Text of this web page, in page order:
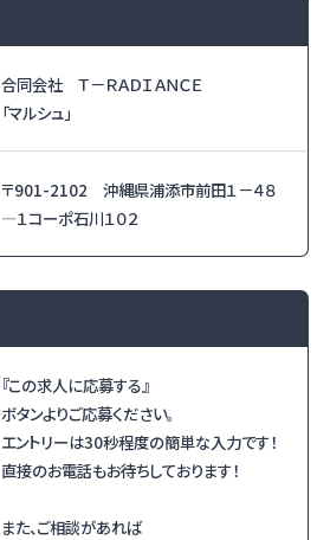
合同会社 Ｔ－ＲＡＤＩＡＮＣＥ
「マルシュ」
〒901-2102 沖縄県浦添市前田１－４８
―１コーポ石川１０２
『この求人に応募する』
ボタンよりご応募ください。
エントリーは30秒程度の簡単な入力です！
直接のお電話もお待ちしております！
また、ご相談があれば